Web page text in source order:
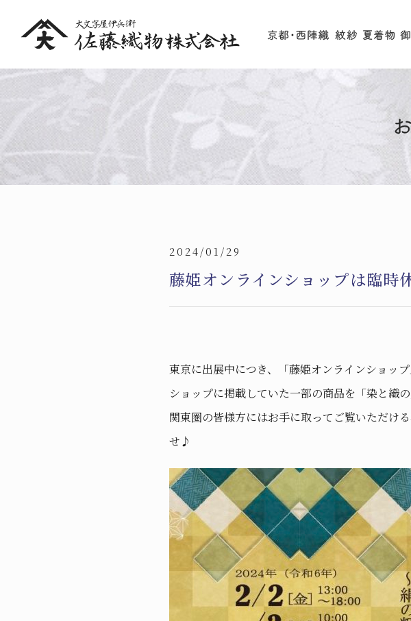
2024/01/29
藤姫オンラインショップは臨時
東京に出展中につき、「藤姫オンラインショップ
ショップに掲載していた一部の商品を「染と織
関東圏の皆様方にはお手に取ってご覧いただけ
せ♪